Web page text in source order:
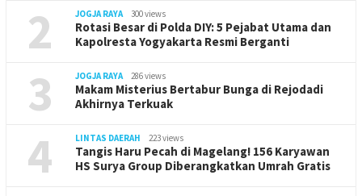
2 JOGJA RAYA 300 views
Rotasi Besar di Polda DIY: 5 Pejabat Utama dan
Kapolresta Yogyakarta Resmi Berganti
3 JOGJA RAYA 286 views
Makam Misterius Bertabur Bunga di Rejodadi
Akhirnya Terkuak
4 LINTAS DAERAH 223 views
Tangis Haru Pecah di Magelang! 156 Karyawan
HS Surya Group Diberangkatkan Umrah Gratis